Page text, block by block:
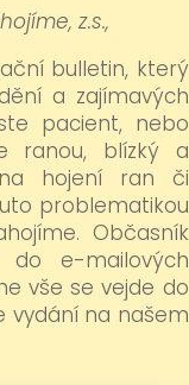
z.s.,
bulletin, který
a zajímavých
pacient, nebo
ranou, blízký a
hojení ran či
problematikou
Občasník
e-mailových
vše se vejde do
vydání na našem